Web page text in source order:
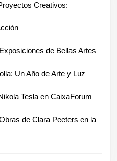
Creativos:
de Bellas Artes
Un Año de Arte y Luz
Tesla en CaixaForum
de Clara Peeters en la